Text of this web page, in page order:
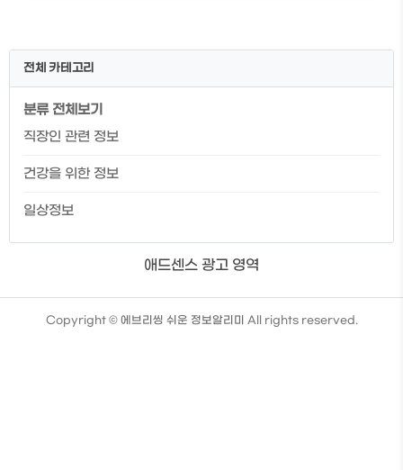
전체 카테고리
분류 전체보기
직장인 관련 정보
건강을 위한 정보
일상정보
애드센스 광고 영역
Copyright © 에브리씽 쉬운 정보알리미 All rights reserved.
TistoryWhaleSkin3.4